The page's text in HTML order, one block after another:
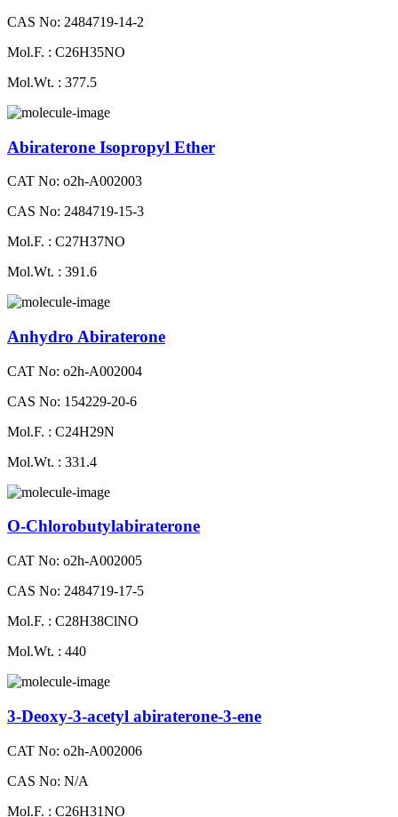
CAS No: 2484719-14-2
Mol.F. : C26H35NO
Mol.Wt. : 377.5
Abiraterone Isopropyl Ether
CAT No: o2h-A002003
CAS No: 2484719-15-3
Mol.F. : C27H37NO
Mol.Wt. : 391.6
Anhydro Abiraterone
CAT No: o2h-A002004
CAS No: 154229-20-6
Mol.F. : C24H29N
Mol.Wt. : 331.4
O-Chlorobutylabiraterone
CAT No: o2h-A002005
CAS No: 2484719-17-5
Mol.F. : C28H38ClNO
Mol.Wt. : 440
3-Deoxy-3-acetyl abiraterone-3-ene
CAT No: o2h-A002006
CAS No: N/A
Mol.F. : C26H31NO